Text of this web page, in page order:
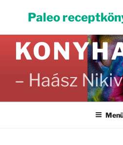
Paleo
PALEO
– Haász